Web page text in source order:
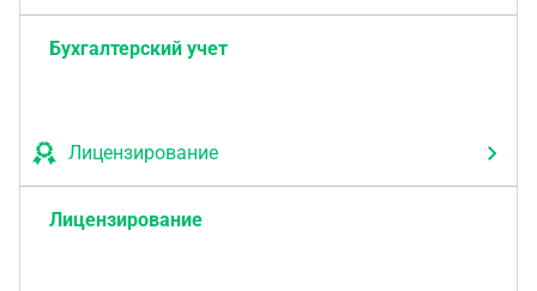
Бухгалтерский учет
Лицензирование
Лицензирование